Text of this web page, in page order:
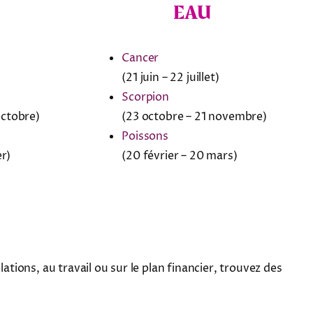
EAU
Cancer
(21 juin – 22 juillet)
Scorpion
(23 octobre – 21 novembre)
Poissons
(20 février – 20 mars)
au travail ou sur le plan financier, trouvez des